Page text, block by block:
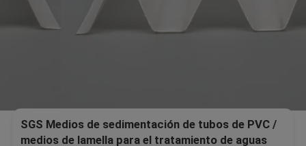
SGS Medios de sedimentación de tubos de PVC /
medios de lamella para el tratamiento de aguas